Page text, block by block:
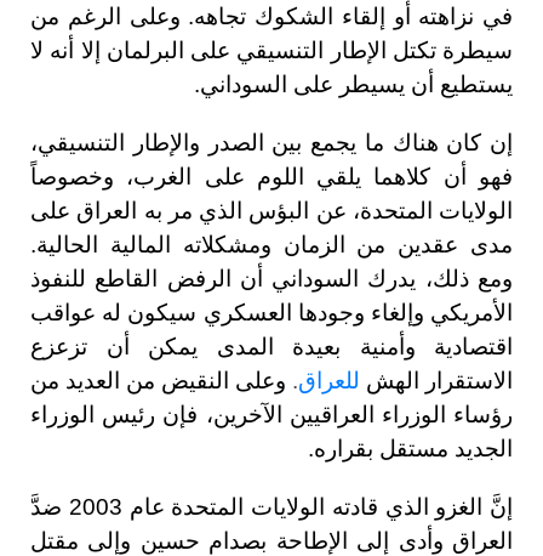
في نزاهته أو إلقاء الشكوك تجاهه. وعلى الرغم من
سيطرة تكتل الإطار التنسيقي على البرلمان إلا أنه لا
يستطيع أن يسيطر على السوداني.
إن كان هناك ما يجمع بين الصدر والإطار التنسيقي،
فهو أن كلاهما يلقي اللوم على الغرب، وخصوصاً
الولايات المتحدة، عن البؤس الذي مر به العراق على
مدى عقدين من الزمان ومشكلاته المالية الحالية.
ومع ذلك، يدرك السوداني أن الرفض القاطع للنفوذ
الأمريكي وإلغاء وجودها العسكري سيكون له عواقب
اقتصادية وأمنية بعيدة المدى يمكن أن تزعزع
الاستقرار الهش للعراق. وعلى النقيض من العديد من
رؤساء الوزراء العراقيين الآخرين، فإن رئيس الوزراء
الجديد مستقل بقراره.
إنَّ الغزو الذي قادته الولايات المتحدة عام 2003 ضدَّ
العراق وأدى إلى الإطاحة بصدام حسين وإلى مقتل